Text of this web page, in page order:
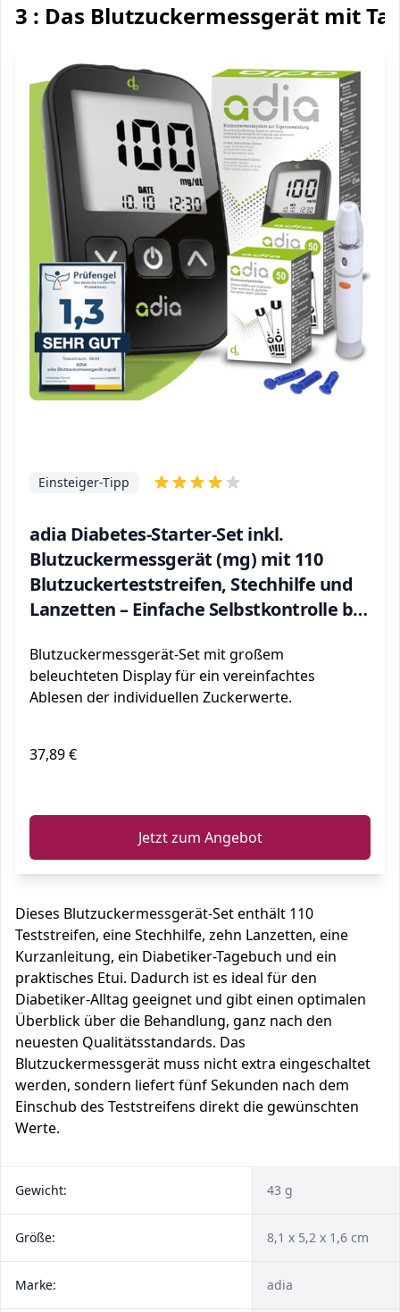
3 : Das Blutzuckermessgerät mit
adia Diabetes-Starter-Set inkl.
Blutzuckermessgerät (mg) mit 110
Blutzuckerteststreifen, Stechhilfe und
Lanzetten – Einfache Selbstkontrolle bei
Einsteiger-Tipp
Blutzuckermessgerät-Set mit großem
beleuchteten Display für ein vereinfachtes
Ablesen der individuellen Zuckerwerte.
37,89 €
Jetzt zum Angebot
Dieses Blutzuckermessgerät-Set enthält 110
Teststreifen, eine Stechhilfe, zehn Lanzetten, eine
Kurzanleitung, ein Diabetiker-Tagebuch und ein
praktisches Etui. Dadurch ist es ideal für den
Diabetiker-Alltag geeignet und gibt einen optimalen
Überblick über die Behandlung, ganz nach den
neuesten Qualitätsstandards. Das
Blutzuckermessgerät muss nicht extra eingeschaltet
werden, sondern liefert fünf Sekunden nach dem
Einschub des Teststreifens direkt die gewünschten
Werte.
Gewicht: 43 g
Größe: 8,1 x 5,2 x 1,6 cm
Marke: adia